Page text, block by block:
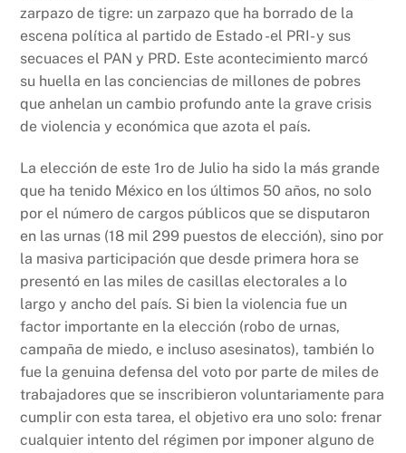
zarpazo de tigre: un zarpazo que ha borrado de la
escena política al partido de Estado -el PRI- y sus
secuaces el PAN y PRD. Este acontecimiento marcó
su huella en las conciencias de millones de pobres
que anhelan un cambio profundo ante la grave crisis
de violencia y económica que azota el país.
La elección de este 1ro de Julio ha sido la más grande
que ha tenido México en los últimos 50 años, no solo
por el número de cargos públicos que se disputaron
en las urnas (18 mil 299 puestos de elección), sino por
la masiva participación que desde primera hora se
presentó en las miles de casillas electorales a lo
largo y ancho del país. Si bien la violencia fue un
factor importante en la elección (robo de urnas,
campaña de miedo, e incluso asesinatos), también lo
fue la genuina defensa del voto por parte de miles de
trabajadores que se inscribieron voluntariamente para
cumplir con esta tarea, el objetivo era uno solo: frenar
cualquier intento del régimen por imponer alguno de